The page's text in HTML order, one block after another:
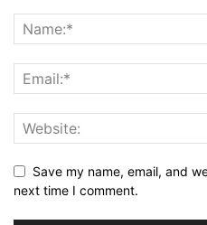
Save my name, email, and
next time I comment.